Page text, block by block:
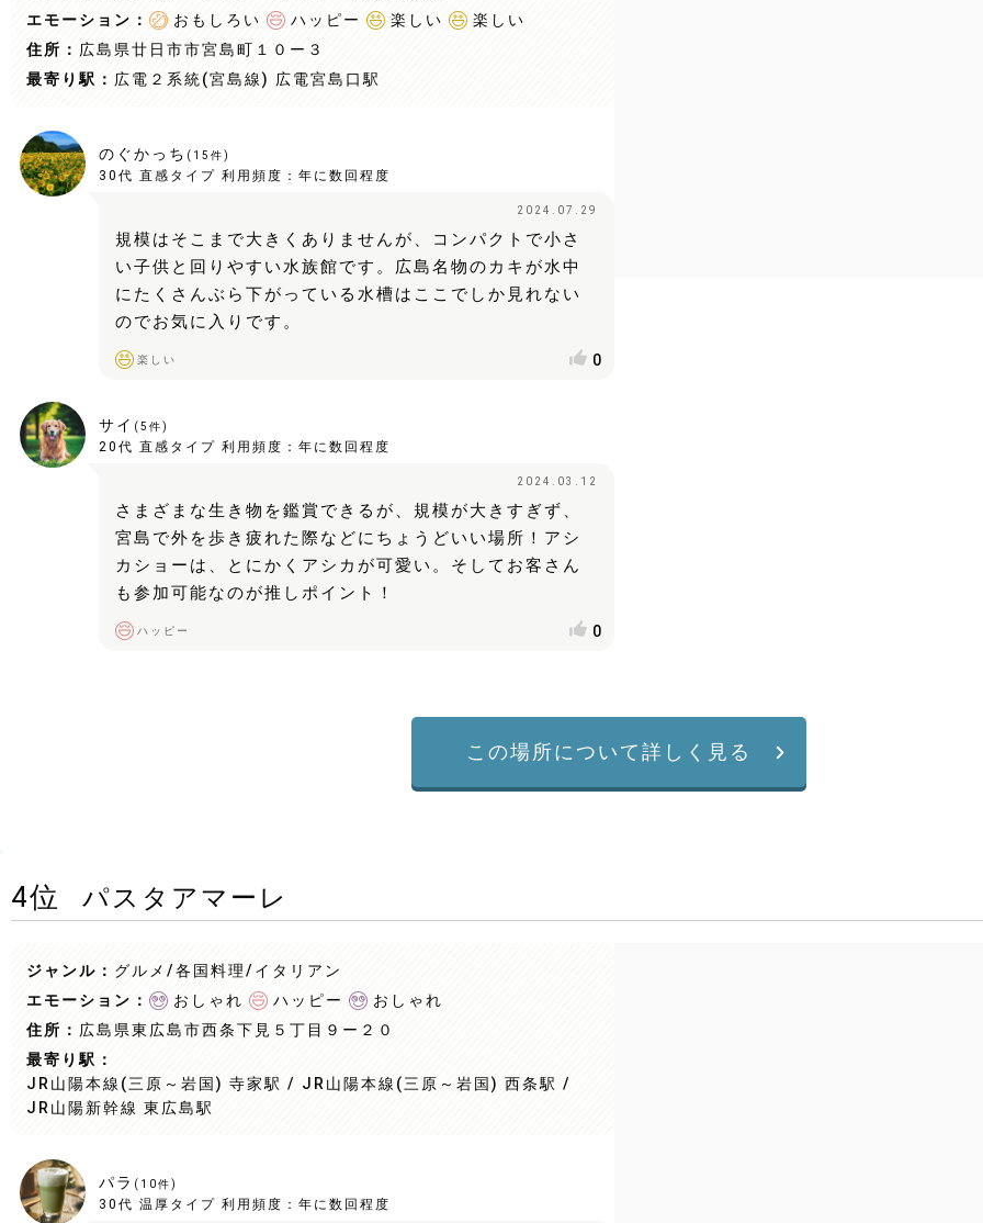
エモーション：
おもしろい ハッピー 楽しい
楽しい
住所： 広島県廿日市市宮島町１０ー３
最寄り駅： 広電２系統(宮島線) 広電宮島口駅
のぐかっち ( 15 件)
30代 直感タイプ 利用頻度： 年に数回程度
2024.07.29
規模はそこまで大きくありませんが、コンパクトで小さ
い子供と回りやすい水族館です。広島名物のカキが水中
にたくさんぶら下がっている水槽はここでしか見れない
のでお気に入りです。
楽しい 0
サイ ( 5 件)
20代 直感タイプ 利用頻度： 年に数回程度
2024.03.12
さまざまな生き物を鑑賞できるが、規模が大きすぎず、
宮島で外を歩き疲れた際などにちょうどいい場所！アシ
カショーは、とにかくアシカが可愛い。そしてお客さん
も参加可能なのが推しポイント！
ハッピー 0
この場所について詳しく見る
4位 パスタアマーレ
ジャンル： グルメ/各国料理/イタリアン
エモーション：
おしゃれ ハッピー
おしゃれ
住所： 広島県東広島市西条下見５丁目９ー２０
最寄り駅：
JR山陽本線(三原～岩国) 寺家駅 / JR山陽本線(三原～岩国) 西条駅 /
JR山陽新幹線 東広島駅
パラ ( 10件)
30代 温厚タイプ 利用頻度： 年に数回程度